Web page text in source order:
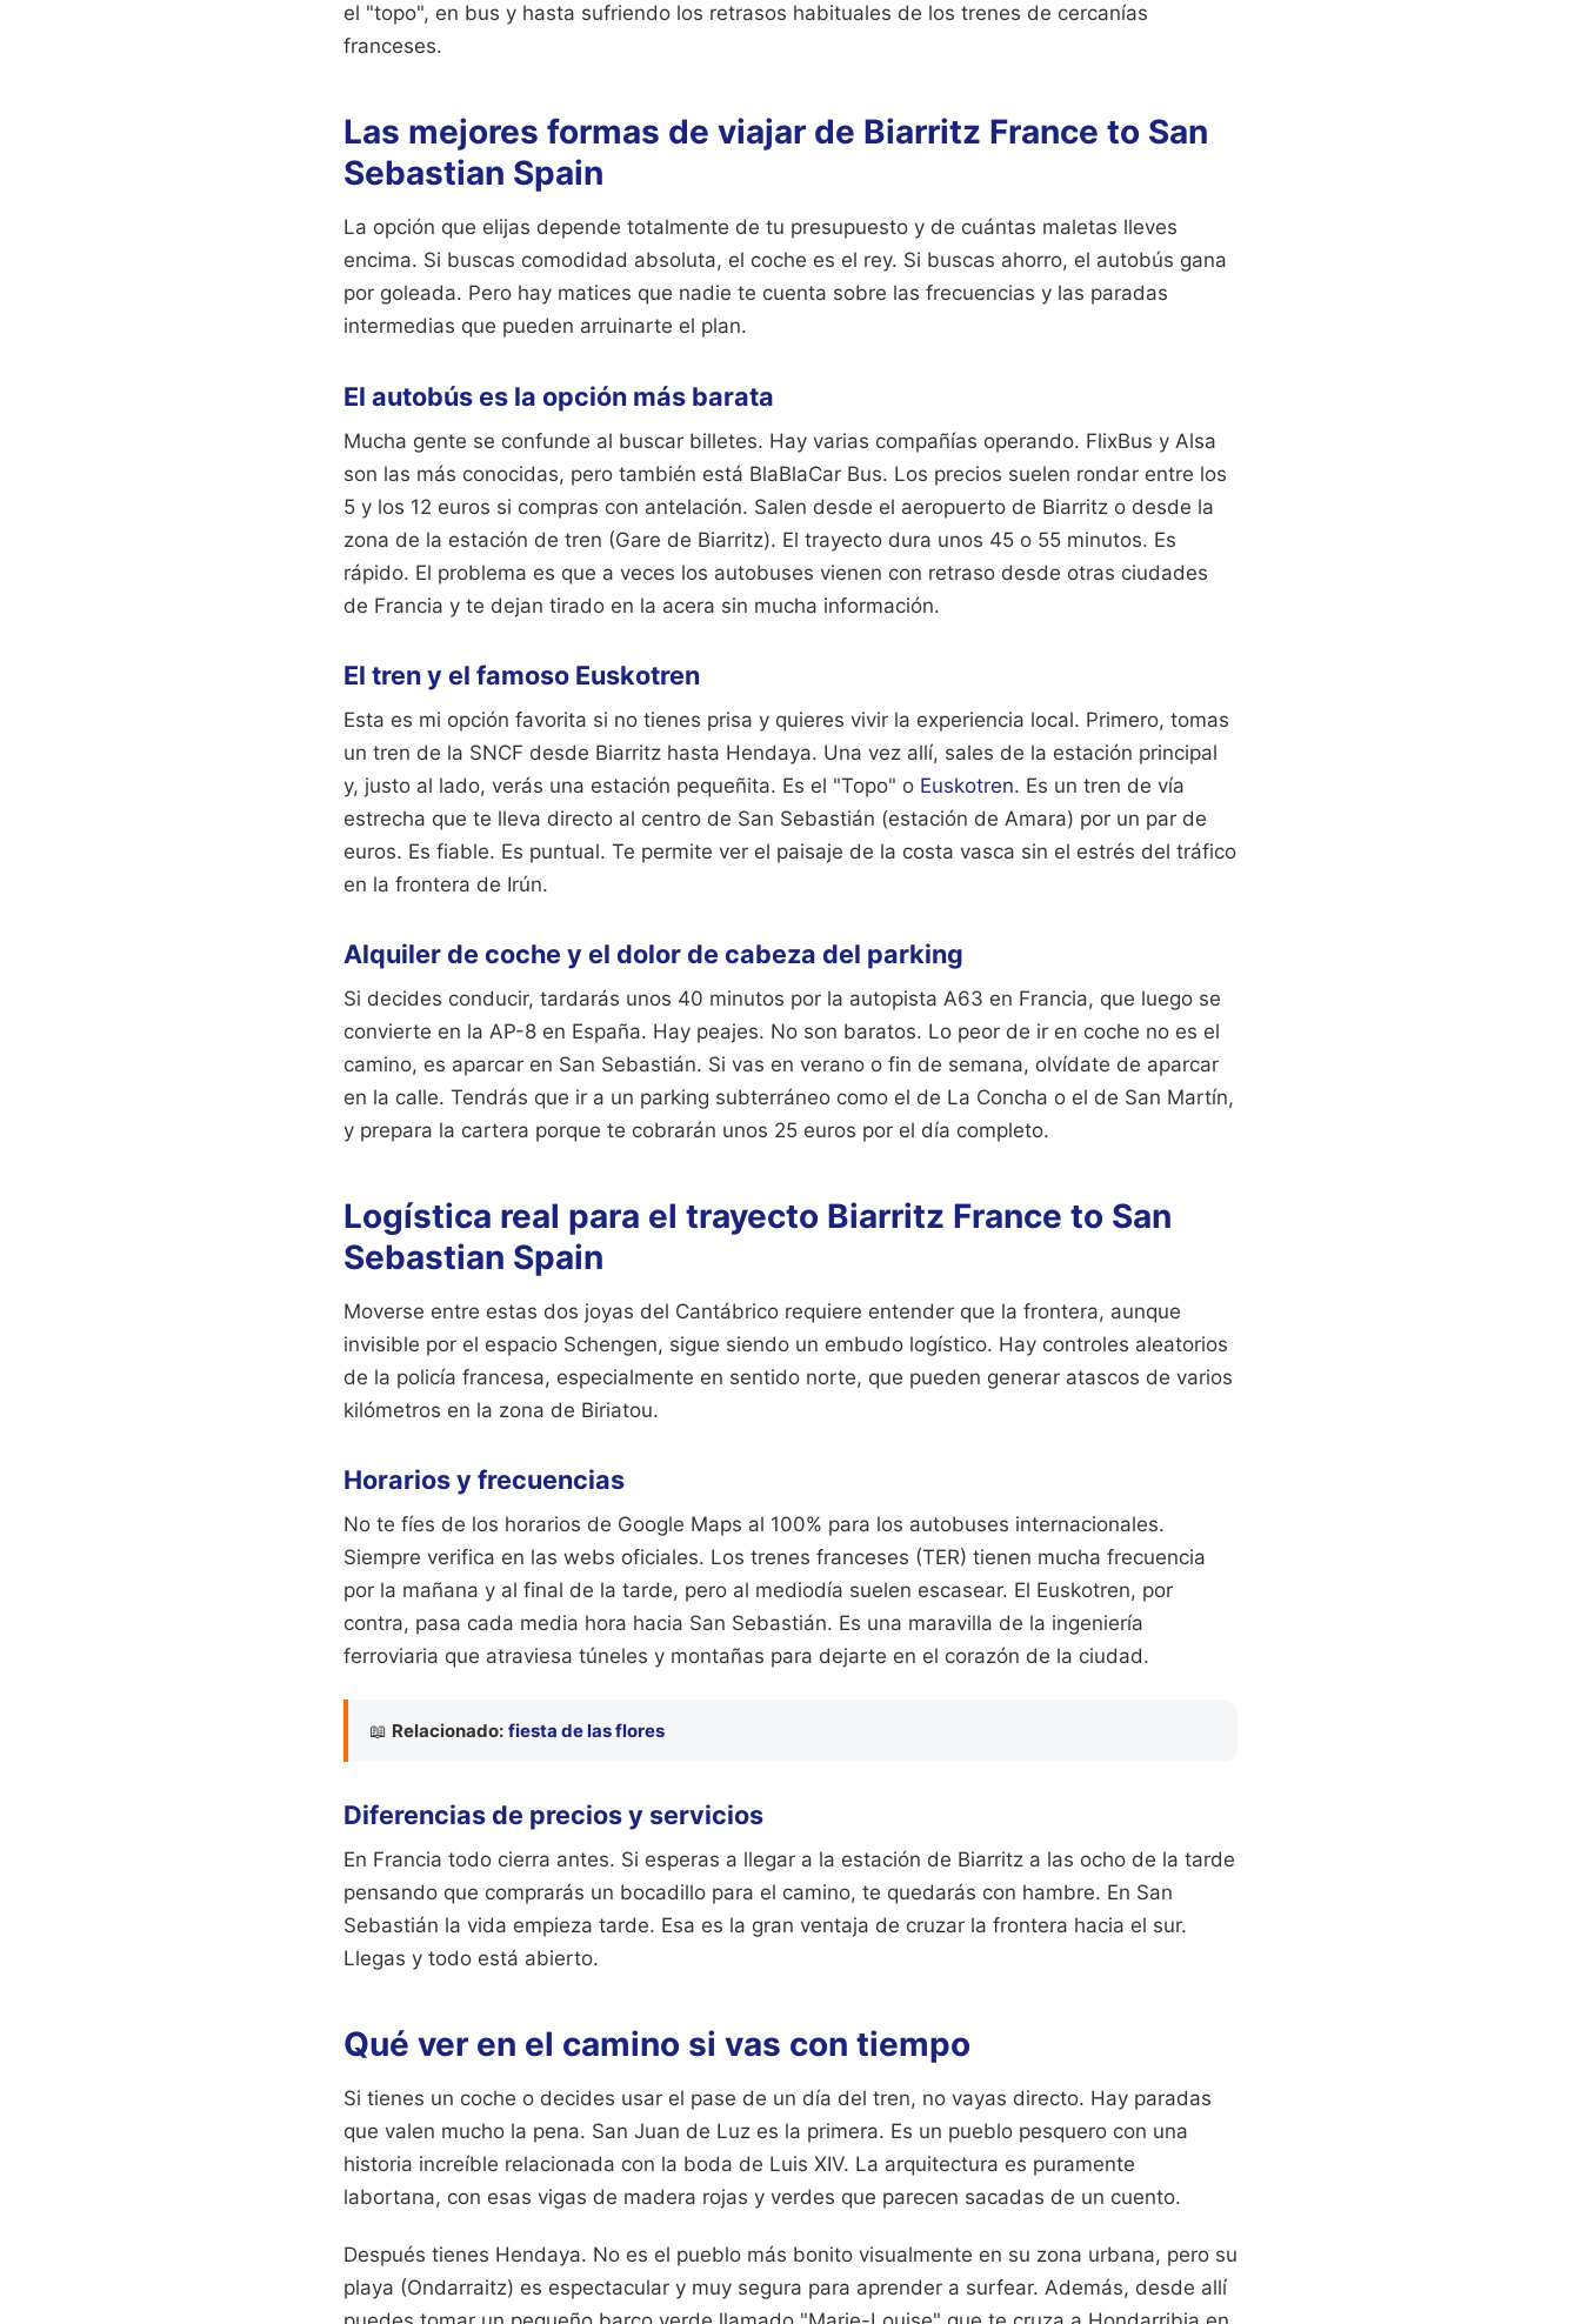
el "topo", en bus y hasta sufriendo los retrasos habituales de los trenes de cercanías
franceses.
Las mejores formas de viajar de Biarritz France to San
Sebastian Spain
La opción que elijas depende totalmente de tu presupuesto y de cuántas maletas lleves
encima. Si buscas comodidad absoluta, el coche es el rey. Si buscas ahorro, el autobús gana
por goleada. Pero hay matices que nadie te cuenta sobre las frecuencias y las paradas
intermedias que pueden arruinarte el plan.
El autobús es la opción más barata
Mucha gente se confunde al buscar billetes. Hay varias compañías operando. FlixBus y Alsa
son las más conocidas, pero también está BlaBlaCar Bus. Los precios suelen rondar entre los
5 y los 12 euros si compras con antelación. Salen desde el aeropuerto de Biarritz o desde la
zona de la estación de tren (Gare de Biarritz). El trayecto dura unos 45 o 55 minutos. Es
rápido. El problema es que a veces los autobuses vienen con retraso desde otras ciudades
de Francia y te dejan tirado en la acera sin mucha información.
El tren y el famoso Euskotren
Esta es mi opción favorita si no tienes prisa y quieres vivir la experiencia local. Primero, tomas
un tren de la SNCF desde Biarritz hasta Hendaya. Una vez allí, sales de la estación principal
y, justo al lado, verás una estación pequeñita. Es el "Topo" o Euskotren. Es un tren de vía
estrecha que te lleva directo al centro de San Sebastián (estación de Amara) por un par de
euros. Es fiable. Es puntual. Te permite ver el paisaje de la costa vasca sin el estrés del tráfico
en la frontera de Irún.
Alquiler de coche y el dolor de cabeza del parking
Si decides conducir, tardarás unos 40 minutos por la autopista A63 en Francia, que luego se
convierte en la AP-8 en España. Hay peajes. No son baratos. Lo peor de ir en coche no es el
camino, es aparcar en San Sebastián. Si vas en verano o fin de semana, olvídate de aparcar
en la calle. Tendrás que ir a un parking subterráneo como el de La Concha o el de San Martín,
y prepara la cartera porque te cobrarán unos 25 euros por el día completo.
Logística real para el trayecto Biarritz France to San
Sebastian Spain
Moverse entre estas dos joyas del Cantábrico requiere entender que la frontera, aunque
invisible por el espacio Schengen, sigue siendo un embudo logístico. Hay controles aleatorios
de la policía francesa, especialmente en sentido norte, que pueden generar atascos de varios
kilómetros en la zona de Biriatou.
Horarios y frecuencias
No te fíes de los horarios de Google Maps al 100% para los autobuses internacionales.
Siempre verifica en las webs oficiales. Los trenes franceses (TER) tienen mucha frecuencia
por la mañana y al final de la tarde, pero al mediodía suelen escasear. El Euskotren, por
contra, pasa cada media hora hacia San Sebastián. Es una maravilla de la ingeniería
ferroviaria que atraviesa túneles y montañas para dejarte en el corazón de la ciudad.
📖 Relacionado: fiesta de las flores
Diferencias de precios y servicios
En Francia todo cierra antes. Si esperas a llegar a la estación de Biarritz a las ocho de la tarde
pensando que comprarás un bocadillo para el camino, te quedarás con hambre. En San
Sebastián la vida empieza tarde. Esa es la gran ventaja de cruzar la frontera hacia el sur.
Llegas y todo está abierto.
Qué ver en el camino si vas con tiempo
Si tienes un coche o decides usar el pase de un día del tren, no vayas directo. Hay paradas
que valen mucho la pena. San Juan de Luz es la primera. Es un pueblo pesquero con una
historia increíble relacionada con la boda de Luis XIV. La arquitectura es puramente
labortana, con esas vigas de madera rojas y verdes que parecen sacadas de un cuento.
Después tienes Hendaya. No es el pueblo más bonito visualmente en su zona urbana, pero su
playa (Ondarraitz) es espectacular y muy segura para aprender a surfear. Además, desde allí